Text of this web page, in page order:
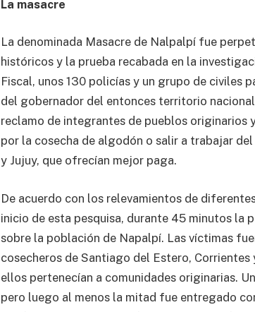
La masacre
La denominada Masacre de Nalpalpí fue
históricos y la prueba recabada en la
Fiscal, unos 130 policías y un grupo de civiles
del gobernador del entonces territorio
reclamo de integrantes de pueblos originarios
por la cosecha de algodón o salir a trabajar
y Jujuy, que ofrecían mejor paga.
De acuerdo con los relevamientos de
inicio de esta pesquisa, durante 45 minutos la
sobre la población de Napalpí. Las víctimas
cosecheros de Santiago del Estero,
ellos pertenecían a comunidades originarias.
pero luego al menos la mitad fue entregado